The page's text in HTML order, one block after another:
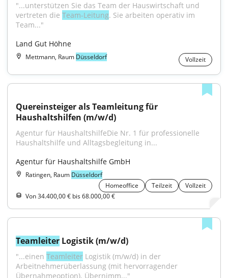
"...unterstützen Sie das Team der Hauswirtschaft und
vertreten die Team-Leitung. Sie arbeiten operativ im
Team..."
Land Gut Höhne
Mettmann, Raum Düsseldorf Vollzeit
Quereinsteiger als Teamleitung für
Haushaltshilfen (m/w/d)
Agentur für HaushaltshilfeDie Nr. 1 für professionelle
Haushaltshilfe und Alltagsbegleitung in...
Agentur für Haushaltshilfe GmbH
Ratingen, Raum Düsseldorf
Homeoffice
Teilzeit
Vollzeit
Von 34.400,00 € bis 68.000,00 €
Teamleiter Logistik (m/w/d)
"...einen Teamleiter Logistik (m/w/d) in der
Arbeitnehmerüberlassung (mit hervorragender
Übernahmeoption). Übernimm..."